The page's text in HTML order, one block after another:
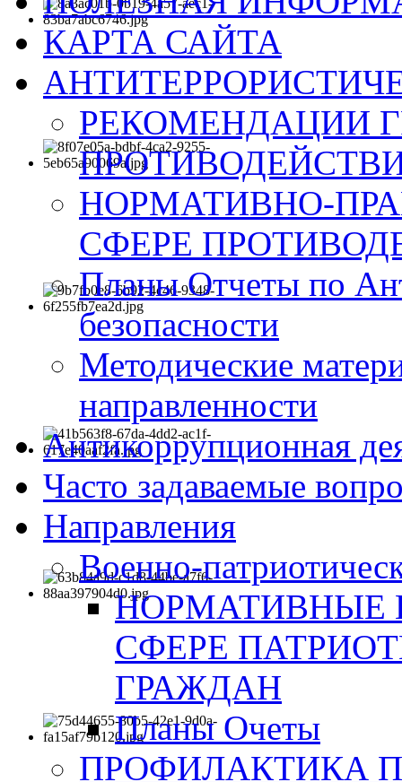
КАРТА САЙТА
РЕКОМЕНДАЦИИ
НОРМАТИВНО-
СФЕРЕ
Планы Отчеты по
безопасности
Методические
направленности
Антикоррупционная
Часто задаваемые
Направления
Военно-
НОРМАТИВНЫЕ
СФЕРЕ
ГРАЖДАН
Планы Очеты
ПРОФИЛАКТИКА